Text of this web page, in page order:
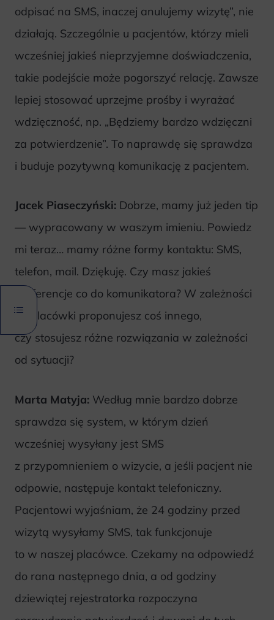
odpisać na SMS, inaczej anulujemy wizytę”, nie
działają. Szczególnie u pacjentów, którzy mieli
wcześniej jakieś nieprzyjemne doświadczenia,
takie podejście może pogorszyć relację. Zawsze
lepiej stosować uprzejme prośby i wyrażać
wdzięczność, np. „Będziemy bardzo wdzięczni
za potwierdzenie”. To naprawdę się sprawdza
i buduje pozytywną komunikację z pacjentem.
Jacek Piaseczyński: Dobrze, mamy już jeden tip
— wypracowany w waszym imieniu. Powiedz
mi teraz… mamy różne formy kontaktu: SMS,
telefon, mail. Dziękuję. Czy masz jakieś
preferencje co do komunikatora? W zależności
od placówki proponujesz coś innego,
czy stosujesz różne rozwiązania w zależności
od sytuacji?
Marta Matyja: Według mnie bardzo dobrze
sprawdza się system, w którym dzień
wcześniej wysyłany jest SMS
z przypomnieniem o wizycie, a jeśli pacjent nie
odpowie, następuje kontakt telefoniczny.
Pacjentowi wyjaśniam, że 24 godziny przed
wizytą wysyłamy SMS, tak funkcjonuje
to w naszej placówce. Czekamy na odpowiedź
do rana następnego dnia, a od godziny
dziewiątej rejestratorka rozpoczyna